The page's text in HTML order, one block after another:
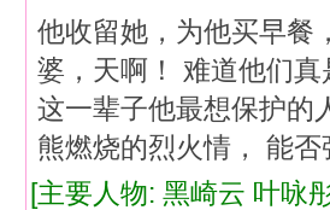
他收留她，为他买早餐
婆，天啊！ 难道他们
这一辈子他最想保护的
熊燃烧的烈火情， 能
[主要人物: 黑崎云 叶